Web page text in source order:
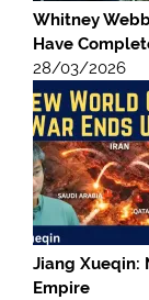
Whitney
Have
28/03/2026
Jiang Xueqin:
Empire